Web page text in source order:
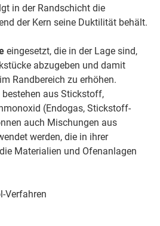
in der Randschicht die
der Kern seine Duktilität behält.
eingesetzt, die in der Lage sind,
abzugeben und damit
im Randbereich zu erhöhen.
bestehen aus Stickstoff,
(Endogas, Stickstoff-
auch Mischungen aus
werden, die in ihrer
Materialien und Ofenanlagen
Verfahren